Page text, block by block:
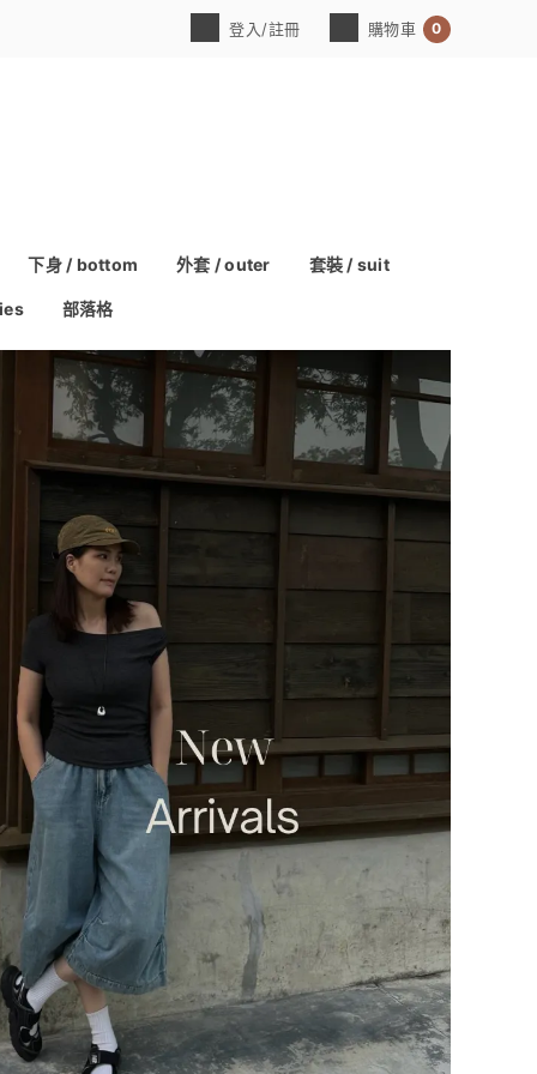
登入/註冊 購物車 0
下身 / bottom 外套 / outer 套裝 / suit
部落格